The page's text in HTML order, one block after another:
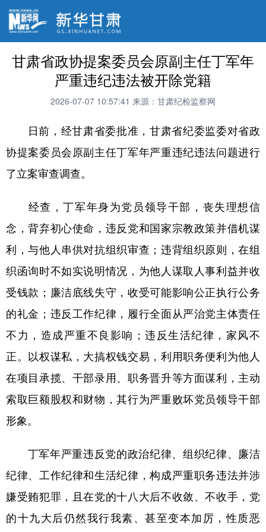
甘肃省政协提案委员会原副主任丁军年
严重违纪违法被开除党籍
2026-07-07 10:57:41 来源：甘肃纪检监察网
日前，经甘肃省委批准，甘肃省纪委监委对省政
协提案委员会原副主任丁军年严重违纪违法问题进行
了立案审查调查。
经查，丁军年身为党员领导干部，丧失理想信
念，背弃初心使命，违反党和国家宗教政策并借机谋
利，与他人串供对抗组织审查；违背组织原则，在组
织函询时不如实说明情况，为他人谋取人事利益并收
受钱款；廉洁底线失守，收受可能影响公正执行公务
的礼金；违反工作纪律，履行全面从严治党主体责任
不力，造成严重不良影响；违反生活纪律，家风不
正。以权谋私，大搞权钱交易，利用职务便利为他人
在项目承揽、干部录用、职务晋升等方面谋利，主动
索取巨额股权和财物，其行为严重败坏党员领导干部
形象。
丁军年严重违反党的政治纪律、组织纪律、廉洁
纪律、工作纪律和生活纪律，构成严重职务违法并涉
嫌受贿犯罪，且在党的十八大后不收敛、不收手，党
的十九大后仍然我行我素、甚至变本加厉，性质恶